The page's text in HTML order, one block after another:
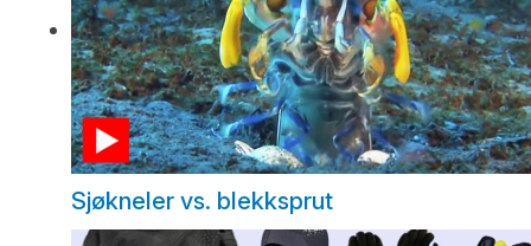
Sjøkneler vs. blekksprut